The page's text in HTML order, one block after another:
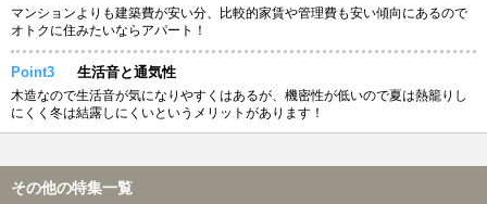
マンションよりも建築費が安い分、比較的家賃や管理費も安い傾向にあるので
オトクに住みたいならアパート！
Point3 生活音と通気性
木造なので生活音が気になりやすくはあるが、機密性が低いので夏は熱籠りし
にくく冬は結露しにくいというメリットがあります！
その他の特集一覧